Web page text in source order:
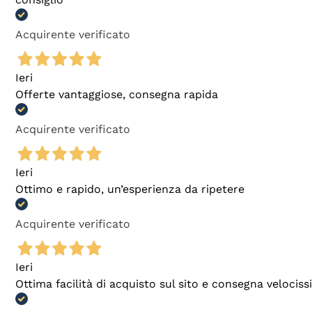
Acquirente verificato
Ieri
Offerte vantaggiose, consegna rapida
Acquirente verificato
Ieri
Ottimo e rapido, un’esperienza da ripetere
Acquirente verificato
Ieri
Ottima facilità di acquisto sul sito e consegna